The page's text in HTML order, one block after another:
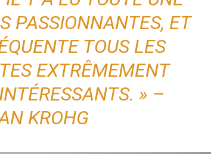
PASSIONNANTES, ET
TOUS LES
EXTRÊMEMENT
» –
KROHG